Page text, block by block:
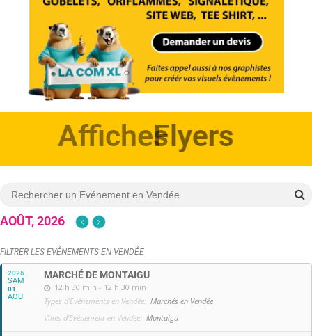
Affiches
AOÛT, 2026
FILTRER LES EVÉNEMENTS EN VENDÉE
2026
SAM
01
AOU
MARCHÉ DE MONTAIGU
12 h 30 min - 12 h 30 min
Types d'Evénements en Vendée: Marchés en Vendée
Villes d'Evénement en Vendée: Montaigu